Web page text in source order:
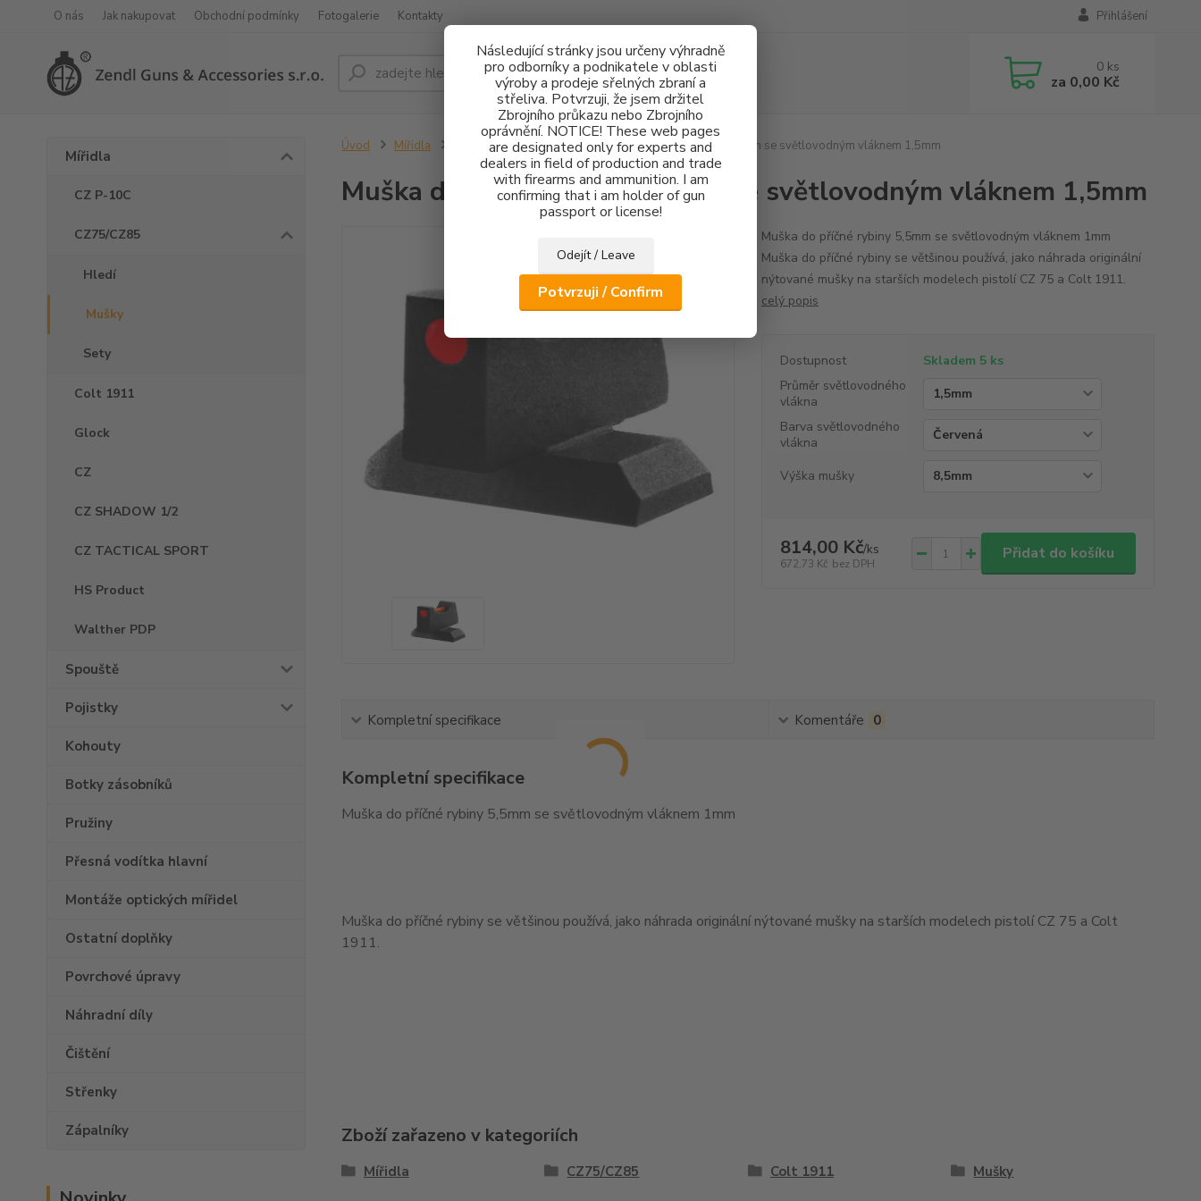
Následující stránky jsou určeny výhradně
pro odborníky a podnikatele v oblasti
výroby a prodeje sřelných zbraní a
střeliva. Potvrzuji, že jsem držitel
Zbrojního průkazu nebo Zbrojního
oprávnění. NOTICE! These web pages
are designated only for experts and
dealers in field of production and trade
with firearms and ammunition. I am
confirming that i am holder of gun
passport or license!
Odejít / Leave
Potvrzuji / Confirm
O nás Jak nakupovat Obchodní podmínky Fotogalerie Kontakty Přihlášení
Hledat 0 ks
za 0,00 Kč
Mířidla
CZ P-10C
CZ75/CZ85
Hledí
Mušky
Sety
Colt 1911
Glock
CZ
CZ SHADOW 1/2
CZ TACTICAL SPORT
HS Product
Walther PDP
Spouště
Pojistky
Kohouty
Botky zásobníků
Pružiny
Přesná vodítka hlavní
Montáže optických mířidel
Ostatní doplňky
Povrchové úpravy
Náhradní díly
Čištění
Střenky
Zápalníky
Úvod Mířidla CZ75/CZ85 Mušky Muška do příčné rybiny 5,5mm se světlovodným vláknem 1,5mm
Muška do příčné rybiny 5,5mm se světlovodným vláknem 1,5mm
Muška do příčné rybiny 5,5mm se světlovodným vláknem 1mm
Muška do příčné rybiny se většinou používá, jako náhrada originální
nýtované mušky na starších modelech pistolí CZ 75 a Colt 1911.
celý popis
Dostupnost
Skladem 5 ks
Průměr světlovodného
vlákna
Barva světlovodného
vlákna
Výška mušky
814,00 Kč/ks
672,73 Kč bez DPH
Přidat do košíku
Kompletní specifikace Komentáře 0
Kompletní specifikace
Muška do příčné rybiny 5,5mm se světlovodným vláknem 1mm
Muška do příčné rybiny se většinou používá, jako náhrada originální nýtované mušky na starších modelech pistolí CZ 75 a Colt
1911.
Zboží zařazeno v kategoriích
Mířidla CZ75/CZ85 Colt 1911 Mušky